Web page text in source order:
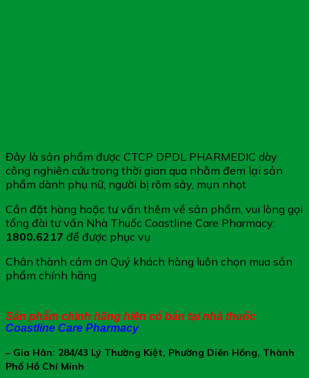
Đây là sản phẩm được CTCP DPDL PHARMEDIC dày
công nghiên cứu trong thời gian qua nhằm đem lại sản
phẩm dành phụ nữ, người bị rôm sảy, mụn nhọt
Cần đặt hàng hoặc tư vấn thêm về sản phẩm, vui lòng gọi
tổng đài tư vấn Nhà Thuốc Coastline Care Pharmacy:
1800.6217 để được phục vụ
Chân thành cảm ơn Quý khách hàng luôn chọn mua sản
phẩm chính hãng
Sản phẩm chính hãng hiện có bán tại nhà thuốc
Coastline Care Pharmacy
– Gia Hân: 284/43 Lý Thường Kiệt, Phường Diên Hồng, Thành
Phố Hồ Chí Minh